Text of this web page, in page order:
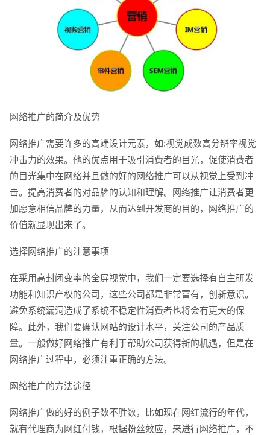
网络推广的简介及优势
网络推广需要许多的高端设计元素，如:视觉成数高分辨率视觉
冲击力的效果。他的优点用于吸引消费者的目光，促使消费者
的目光集中在网络并且做的好的网络推广可以从视觉上受到冲
击。提高消费者的对品牌的认知和理解。网络推广让消费者更
加愿意相信品牌的力量，从而达到开发商的目的，网络推广的
价值就显现出来了。
选择网络推广的注意事项
在采用高封闭变率的全屏视觉中，我们一定要选择有自主研发
功能和知识产权的公司，这些公司都是非常富有，创新意识。
避免系统漏洞造成了系统不稳定性消费者也将会有更大的保
障。此外，我们要确认网站的设计水平，关注公司的产品质
量。一般做好网络推广有利于帮助公司获得新的机遇，但是在
网络推广过程中，必须注重正确的方法。
网络推广的方法途径
网络推广做的好的例子数不胜数，比如现在网红流行的年代，
就有代理商为网红付钱，根据粉丝效应，来进行网络推广，不